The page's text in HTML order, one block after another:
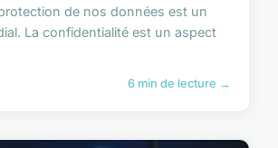
de nos données est un
La confidentialité est un aspect
6 min de lecture →